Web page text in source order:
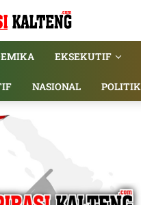
EKSEKUTIF
NASIONAL POLITIK